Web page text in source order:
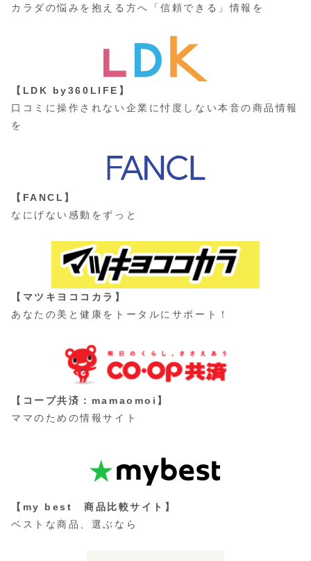
カラダの悩みを抱える方へ「信頼できる」情報を
【LDK by360LIFE】
口コミに操作されない企業に忖度しない本音の商品情報
を
【FANCL】
なにげない感動をずっと
【マツキヨココカラ】
あなたの美と健康をトータルにサポート！
【コープ共済：mamaomoi】
ママのための情報サイト
【my best 商品比較サイト】
ベストな商品、選ぶなら